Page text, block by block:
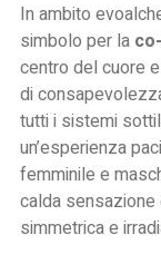
In ambito
simbolo per la
centro del cuore
di
tutti i sistemi
un’esperienza
femminile e
calda
simmetrica e